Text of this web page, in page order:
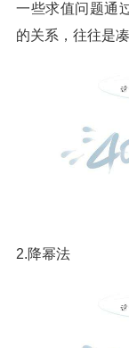
一些求值问题通
的关系，往往是
2.降幂法